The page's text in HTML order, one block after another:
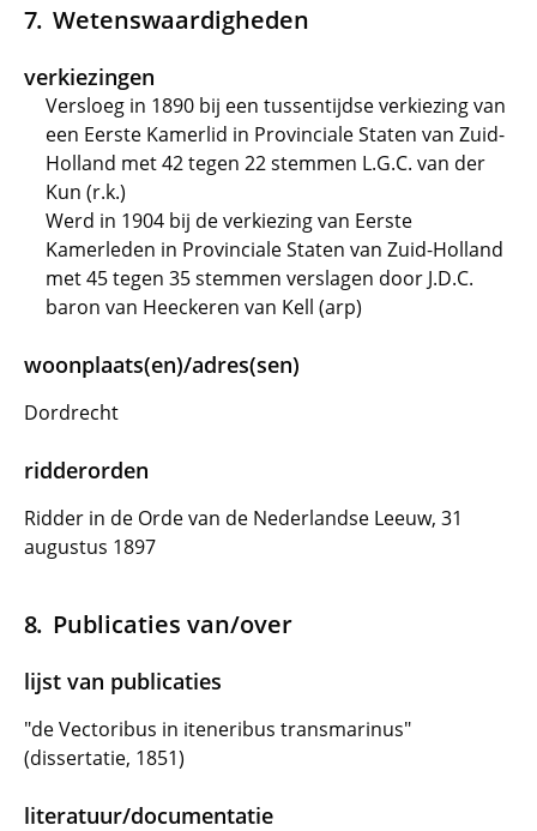
Wetenswaardigheden
verkiezingen
Versloeg in 1890 bij een tussentijdse verkiezing van
een Eerste Kamerlid in Provinciale Staten van Zuid-
Holland met 42 tegen 22 stemmen L.G.C. van der
Kun (r.k.)
Werd in 1904 bij de verkiezing van Eerste
Kamerleden in Provinciale Staten van Zuid-Holland
met 45 tegen 35 stemmen verslagen door J.D.C.
baron van Heeckeren van Kell (arp)
woonplaats(en)/adres(sen)
Dordrecht
ridderorden
Ridder in de Orde van de Nederlandse Leeuw, 31
augustus 1897
Publicaties van/over
lijst van publicaties
"de Vectoribus in iteneribus transmarinus"
(dissertatie, 1851)
literatuur/documentatie